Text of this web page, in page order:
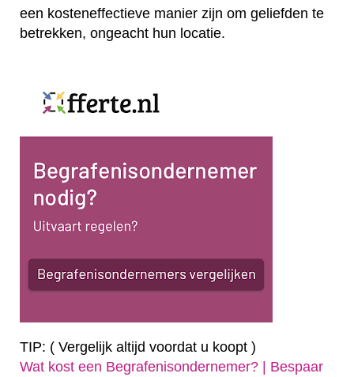
een kosteneffectieve manier zijn om geliefden te
betrekken, ongeacht hun locatie.
TIP: ( Vergelijk altijd voordat u koopt )
Wat kost een Begrafenisondernemer? | Bespaar